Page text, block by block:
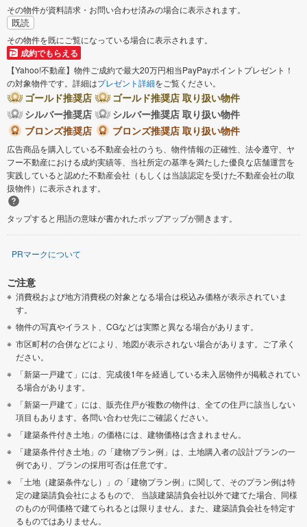
その物件が資料請求・お問い合わせ済みの場合に表示されます。
既読
その物件を既にご覧になっている場合に表示されます。
成約でもらえる
【Yahoo!不動産】物件ご成約で最大20万円相当PayPayポイントプレゼント！
の対象物件です。詳細はプレゼント詳細をご覧ください。
ゴールド推奨店
ゴールド推奨店 取り扱い物件
シルバー推奨店
シルバー推奨店 取り扱い物件
ブロンズ推奨店
ブロンズ推奨店 取り扱い物件
広告商品を購入している不動産会社のうち、物件情報の正確性、法令遵守、ヤ
フー不動産における成約実績等、当社所定の基準を満たした優良な店舗運営を
実践していると認めた不動産会社（もしくは当該認定を受けた不動産会社の取
扱物件）に表示されます。
タップすると用語の意味が書かれたポップアップが開きます。
PRマークについて
ご注意
消費税および地方消費税の対象となる場合は税込み価格が表示されていま
す。
物件の写真やイラスト、CGなどは実際と異なる場合があります。
市区町村の合併などにより、地図が表示されない場合があります。ご了承く
ださい。
「新築一戸建て」には、完成後1年を経過している未入居物件が掲載されてい
る場合があります。
「新築一戸建て」には、販売住戸が複数の物件は、全ての住戸に該当しない
項目もあります。各問い合わせ先にご確認ください。
「建築条件付き土地」の価格には、建物価格は含まれません。
「建築条件付き土地」の「建物プラン例」は、土地購入者の設計プランの一
例であり、プランの採用可否は任意です。
「土地（建築条件なし）」の「建物プラン例」に関して、そのプラン例は特
定の建築請負会社によるもので、 当該建築請負会社以外で建てた場合、同様
のものが同価格で建てられるとは限りません。また、建築請負会社を特定す
るものではありません。